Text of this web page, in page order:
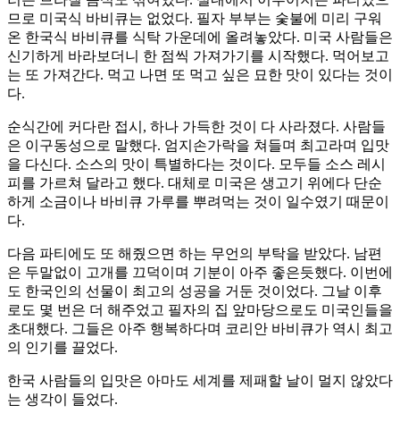
므로 미국식 바비큐는 없었다. 필자 부부는 숯불에 미리 구워
온 한국식 바비큐를 식탁 가운데에 올려놓았다. 미국 사람들은
신기하게 바라보더니 한 점씩 가져가기를 시작했다. 먹어보고
는 또 가져간다. 먹고 나면 또 먹고 싶은 묘한 맛이 있다는 것이
다.
순식간에 커다란 접시, 하나 가득한 것이 다 사라졌다. 사람들
은 이구동성으로 말했다. 엄지손가락을 쳐들며 최고라며 입맛
을 다신다. 소스의 맛이 특별하다는 것이다. 모두들 소스 레시
피를 가르쳐 달라고 했다. 대체로 미국은 생고기 위에다 단순
하게 소금이나 바비큐 가루를 뿌려먹는 것이 일수였기 때문이
다.
다음 파티에도 또 해줬으면 하는 무언의 부탁을 받았다. 남편
은 두말없이 고개를 끄덕이며 기분이 아주 좋은듯했다. 이번에
도 한국인의 선물이 최고의 성공을 거둔 것이었다. 그날 이후
로도 몇 번은 더 해주었고 필자의 집 앞마당으로도 미국인들을
초대했다. 그들은 아주 행복하다며 코리안 바비큐가 역시 최고
의 인기를 끌었다.
한국 사람들의 입맛은 아마도 세계를 제패할 날이 멀지 않았다
는 생각이 들었다.